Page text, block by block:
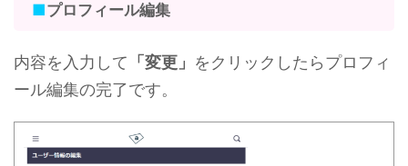
■プロフィール編集
内容を入力して 「変更」 をクリックしたらプロフィ
ール編集の完了です。